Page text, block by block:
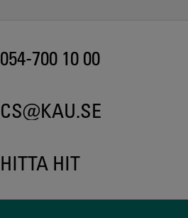
054-700 10 00
CS@KAU.SE
HITTA HIT